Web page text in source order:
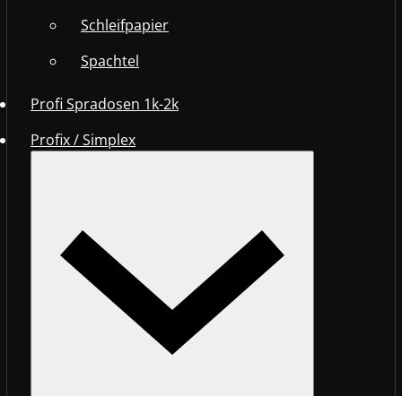
Schleifpapier
Spachtel
Profi Spradosen 1k-2k
Profix / Simplex